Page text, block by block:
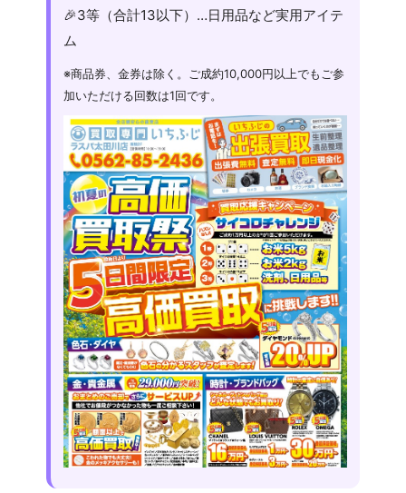
🎉3等（合計13以下）…日用品など実用アイテ
ム
※商品券、金券は除く。ご成約10,000円以上でもご参
加いただける回数は1回です。